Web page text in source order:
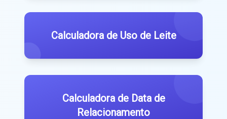
Calculadora de Uso de Leite
Calculadora de Data de
Relacionamento